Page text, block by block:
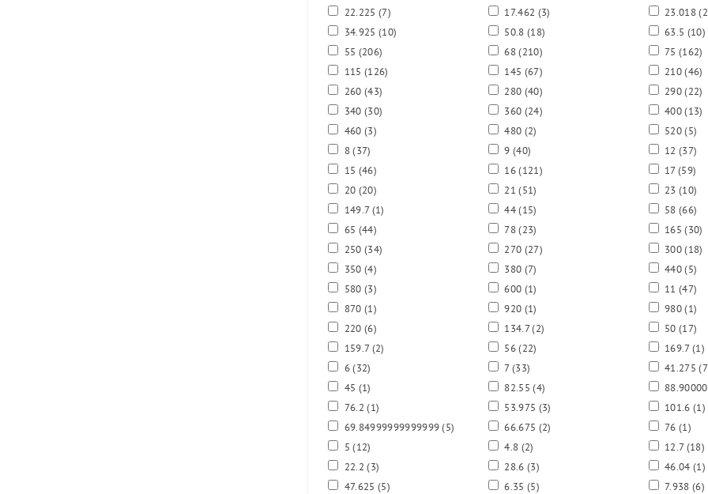
22.225 (7) 17.462 (3) 23.018
34.925 (10) 50.8 (18) 63.5 (10)
55 (206) 68(210) 75(162)
115 (126) 145 (67) 210(46)
260 (43) 280 (40) 290(22)
340 (30) 360 (24) 400(13)
460 (3) 480 (2) 520(5)
8(37) 9(40) 12(37)
15 (46) 16(121) 17(59)
20 (20) 21(51) 23(10)
149.7(1) 44(15) 58(66)
65 (44) 78(23) 165(30)
250 (34) 270 (27) 300(18)
350 (4) 380 (7) 440(5)
580 (3) 600 (1) 11(47)
870 (1) 920 (1) 980(1)
220 (6) 134.7(2) 50(17)
159.7(2) 56(22) 169.7(1)
6(32) 7(33) 41.275
45 (1) 82.55(4)
76.2(1) 53.975 (3) 101.6(1)
69.84999999999999(5) 66.675 (2) 76(1)
5(12) 4.8 (2) 12.7(18)
22.2(3) 28.6 (3) 46.04(1)
47.625 (5) 6.35 (5) 7.938(6)